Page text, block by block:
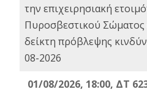
την επιχειρησιακή
Πυροσβεστικού
δείκτη πρόβλεψης
08-2026
01/08/2026, 18:00, ΔΤ